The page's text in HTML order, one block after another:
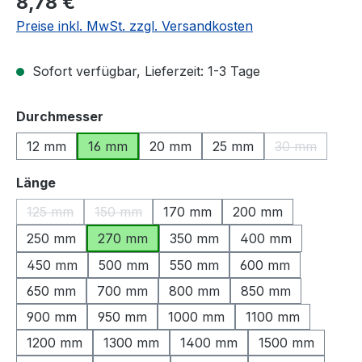
Preise inkl. MwSt. zzgl. Versandkosten
Sofort verfügbar, Lieferzeit: 1-3 Tage
Durchmesser
12 mm
16 mm 20 mm 25 mm 30 mm
(Diese
Längeauswählen
125 mm
(Diese Option ist zurzeit nicht verfügbar.)
150 mm
(Diese Option ist zurzeit nicht verfügbar.)
170 mm
200 mm
250 mm
270 mm 350 mm
400 mm
450 mm
500 mm 550 mm
600 mm
650 mm
700 mm 800 mm
850 mm
900 mm
950 mm 1000 mm
1100 mm
1200 mm
1300 mm 1400 mm
1500 mm